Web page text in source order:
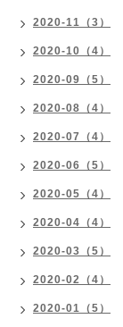
2020-11（3）
2020-10（4）
2020-09（5）
2020-08（4）
2020-07（4）
2020-06（5）
2020-05（4）
2020-04（4）
2020-03（5）
2020-02（4）
2020-01（5）